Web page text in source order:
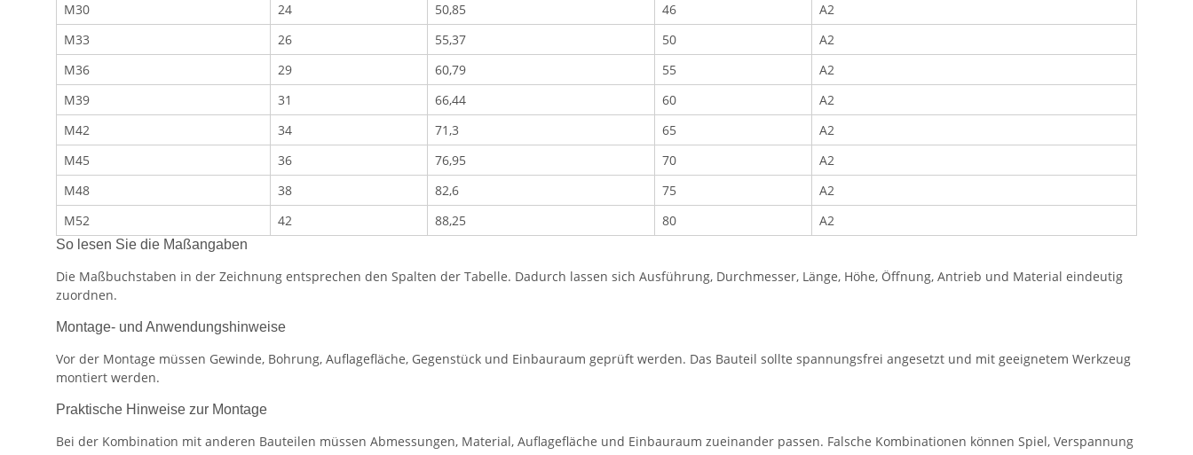
M30
24 50,85 46
A2
M33
26 55,37 50
A2
M36
29 60,79 55
A2
M39
31 66,44 60
A2
M42
34 71,3 65
A2
M45
36 76,95 70
A2
M48
38 82,6 75
A2
M52
42 88,25 80 A2
So lesen Sie die Maßangaben
Die Maßbuchstaben in der Zeichnung entsprechen den Spalten der Tabelle. Dadurch lassen sich Ausführung, Durchmesser, Länge, Höhe, Öffnung, Antrieb und Material eindeutig
zuordnen.
Montage- und Anwendungshinweise
Vor der Montage müssen Gewinde, Bohrung, Auflagefläche, Gegenstück und Einbauraum geprüft werden. Das Bauteil sollte spannungsfrei angesetzt und mit geeignetem Werkzeug
montiert werden.
Praktische Hinweise zur Montage
Bei der Kombination mit anderen Bauteilen müssen Abmessungen, Material, Auflagefläche und Einbauraum zueinander passen. Falsche Kombinationen können Spiel, Verspannung